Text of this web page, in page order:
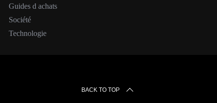
Guides d achats
Société
Technologie
BACK TO TOP